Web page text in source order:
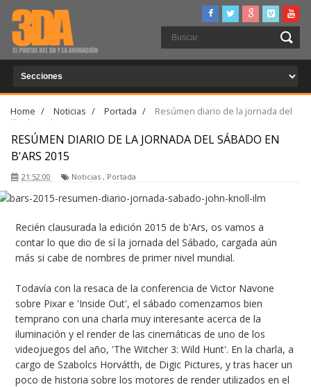
Home / Noticias / Portada /
Resúmen diario de la jornada del
Sábado en b'Ars 2015
RESÚMEN DIARIO DE LA JORNADA DEL SÁBADO EN
B'ARS 2015
21:52:00 Noticias , Portada
Recién clausurada la edición 2015 de b'Ars, os vamos a
contar lo que dio de sí la jornada del Sábado, cargada aún
más si cabe de nombres de primer nivel mundial.
Todavía con la resaca de la conferencia de Victor Navone
sobre Pixar e 'Inside Out', el sábado comenzamos bien
temprano con una charla muy interesante acerca de la
iluminación y el render de las cinemáticas de uno de los
videojuegos del año, 'The Witcher 3: Wild Hunt'. En la charla, a
cargo de Szabolcs Horvátth, de Digic Pictures, y tras hacer un
poco de historia sobre los motores de render utilizados en el